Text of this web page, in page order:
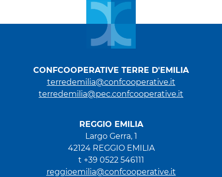
CONFCOOPERATIVE TERRE D'EMILIA
terredemilia@confcooperative.it
terredemilia@pec.confcooperative.it
REGGIO EMILIA
Largo Gerra, 1
42124 REGGIO EMILIA
t +39 0522 546111
reggioemilia@confcooperative.it